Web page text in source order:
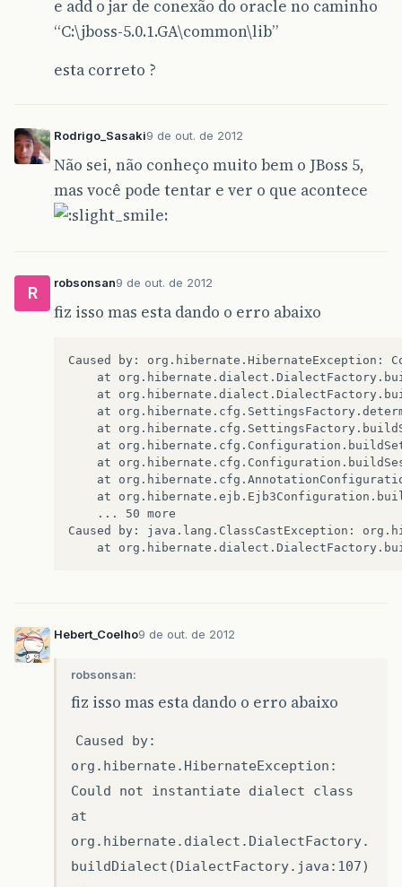
e add o jar de conexão do oracle no caminho
“C:\jboss-5.0.1.GA\common\lib”
esta correto ?
Rodrigo_Sasaki9 de out. de 2012
Não sei, não conheço muito bem o JBoss 5,
mas você pode tentar e ver o que acontece
R
robsonsan9 de out. de 2012
fiz isso mas esta dando o erro abaixo
Caused by:
Caused by: java.lang.ClassCastException:
Hebert_Coelho9 de out. de 2012
robsonsan:
fiz isso mas esta dando o erro abaixo
Caused by:
org.hibernate.HibernateException:
Could not instantiate dialect class
at
org.hibernate.dialect.DialectFactory.
buildDialect(DialectFactory.java:107)